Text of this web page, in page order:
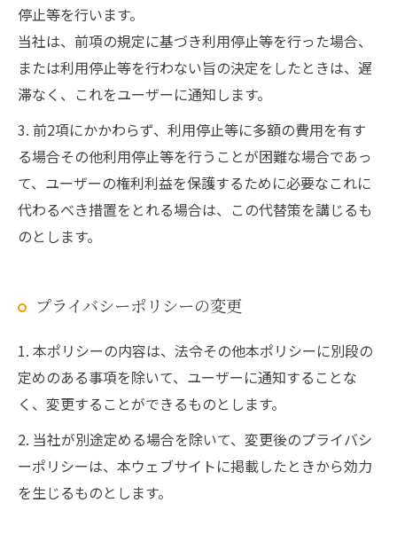
停止等を行います。
当社は、前項の規定に基づき利用停止等を行った場合、
または利用停止等を行わない旨の決定をしたときは、遅
滞なく、これをユーザーに通知します。
3. 前2項にかかわらず、利用停止等に多額の費用を有す
る場合その他利用停止等を行うことが困難な場合であっ
て、ユーザーの権利利益を保護するために必要なこれに
代わるべき措置をとれる場合は、この代替策を講じるも
のとします。
プライバシーポリシーの変更
1. 本ポリシーの内容は、法令その他本ポリシーに別段の
定めのある事項を除いて、ユーザーに通知することな
く、変更することができるものとします。
2. 当社が別途定める場合を除いて、変更後のプライバシ
ーポリシーは、本ウェブサイトに掲載したときから効力
を生じるものとします。